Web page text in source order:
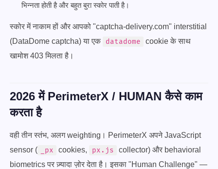
भिन्नता होती है और बहुत बुरा स्कोर पाती है।
स्कोर में नाकाम हों और आपको "captcha-delivery.com" interstitial
(DataDome captcha) या एक
datadome
cookie के साथ
खामोश 403 मिलता है।
2026 में PerimeterX / HUMAN कैसे काम
करता है
वही तीन स्तंभ, अलग weighting। PerimeterX अपने JavaScript
sensor (
_px cookies, px.js
collector) और behavioral
biometrics पर ज़्यादा ज़ोर देता है। इसका "Human Challenge" —